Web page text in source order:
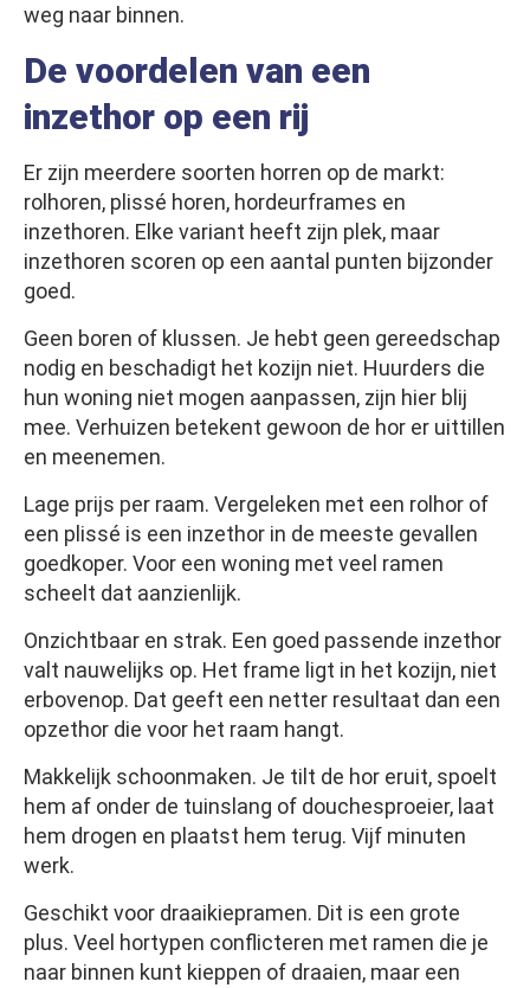
weg naar binnen.
De voordelen van een
inzethor op een rij
Er zijn meerdere soorten horren op de markt:
rolhoren, plissé horen, hordeurframes en
inzethoren. Elke variant heeft zijn plek, maar
inzethoren scoren op een aantal punten bijzonder
goed.
Geen boren of klussen. Je hebt geen gereedschap
nodig en beschadigt het kozijn niet. Huurders die
hun woning niet mogen aanpassen, zijn hier blij
mee. Verhuizen betekent gewoon de hor er uittillen
en meenemen.
Lage prijs per raam. Vergeleken met een rolhor of
een plissé is een inzethor in de meeste gevallen
goedkoper. Voor een woning met veel ramen
scheelt dat aanzienlijk.
Onzichtbaar en strak. Een goed passende inzethor
valt nauwelijks op. Het frame ligt in het kozijn, niet
erbovenop. Dat geeft een netter resultaat dan een
opzethor die voor het raam hangt.
Makkelijk schoonmaken. Je tilt de hor eruit, spoelt
hem af onder de tuinslang of douchesproeier, laat
hem drogen en plaatst hem terug. Vijf minuten
werk.
Geschikt voor draaikiepramen. Dit is een grote
plus. Veel hortypen conflicteren met ramen die je
naar binnen kunt kieppen of draaien, maar een